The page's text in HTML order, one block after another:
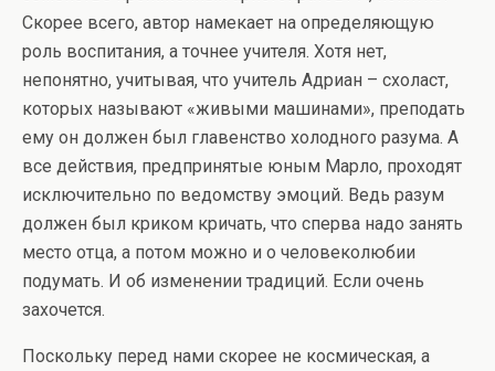
Скорее всего, автор намекает на определяющую
роль воспитания, а точнее учителя. Хотя нет,
непонятно, учитывая, что учитель Адриан – схоласт,
которых называют «живыми машинами», преподать
ему он должен был главенство холодного разума. А
все действия, предпринятые юным Марло, проходят
исключительно по ведомству эмоций. Ведь разум
должен был криком кричать, что сперва надо занять
место отца, а потом можно и о человеколюбии
подумать. И об изменении традиций. Если очень
захочется.
Поскольку перед нами скорее не космическая, а